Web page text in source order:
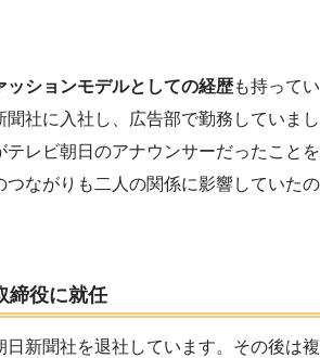
ッションモデルとしての経歴も持ってい
聞社に入社し、広告部で勤務していまし
テレビ朝日のアナウンサーだったことを
つながりも二人の関係に影響していたの
締役に就任
日新聞社を退社しています。その後は複